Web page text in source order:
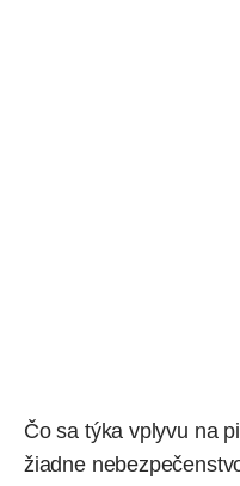
Čo sa týka vplyvu na
žiadne